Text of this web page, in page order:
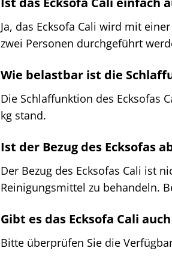
Ja, das Ecksofa Cali wird mit
zwei Personen durchgeführt
Wie belastbar ist die
Die Schlaffunktion des Ecksofas
kg stand.
Ist der Bezug des Ecksofas
Der Bezug des Ecksofas Cali ist
Reinigungsmittel zu behandeln.
Gibt es das Ecksofa Cali
Bitte überprüfen Sie die